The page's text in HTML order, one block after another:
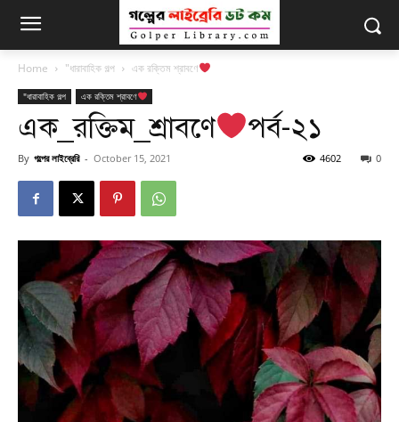
Home "ধারাবাহিক গল্প এক রক্তিম শ্রাবণে
"ধারাবাহিক গল্প এক রক্তিম শ্রাবণে
এক_রক্তিম_শ্রাবণে পর্ব-২১
By গল্পের লাইব্রেরি - October 15, 2021 0
4602